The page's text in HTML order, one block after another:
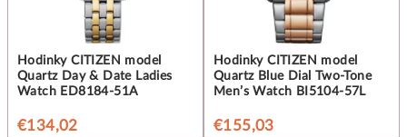
Hodinky CITIZEN model
Quartz Day & Date Ladies
Watch ED8184-51A
€134,02
Hodinky CITIZEN model
Quartz Blue Dial Two-Tone
Men’s Watch BI5104-57L
€155,03